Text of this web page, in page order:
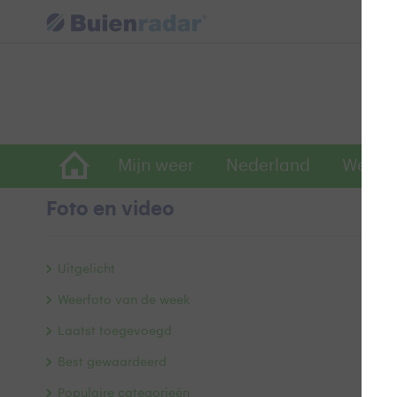
Mijn weer Nederland
Foto en video
Uitgelicht
Weerfoto van de week
Laatst toegevoegd
Best gewaardeerd
Populaire categorieën